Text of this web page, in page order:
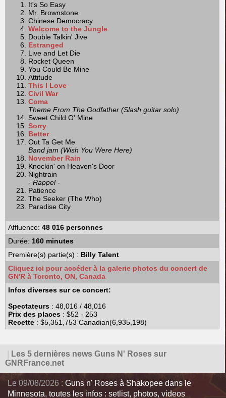
It's So Easy
Mr. Brownstone
Chinese Democracy
Welcome to the Jungle
Double Talkin' Jive
Estranged
Live and Let Die
Rocket Queen
You Could Be Mine
Attitude
This I Love
Civil War
Coma
Theme From The Godfather (Slash guitar solo)
Sweet Child O' Mine
Sorry
Better
Out Ta Get Me
Band jam (Wish You Were Here)
November Rain
Knockin' on Heaven's Door
Nightrain
- Rappel -
Patience
The Seeker (The Who)
Paradise City
Affluence:48 016 personnes
Durée: 160 minutes
Première(s) partie(s) : Billy Talent
Cliquez ici pour accéder à la galerie photos du concert de
GN'R à Toronto, ON, Canada
Infos diverses sur ce concert:
Spectateurs : 48,016 / 48,016
Prix des places : $52 - 253
Recette : $5,351,753 Canadian(6,935,198)
Les 5 dernières news Guns N' Roses sur
GNRFrance.net
Le 09/08/2026 : Guns n' Roses à Shakopee dans le
Minnesota, toutes les infos : setlist, photos, videos